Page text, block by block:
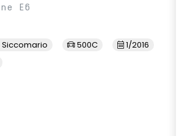
E6
Siccomario 500C
1/2016